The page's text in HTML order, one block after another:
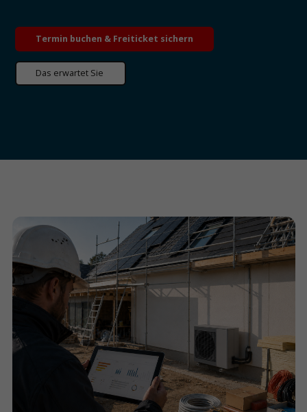
Termin buchen & Freiticket sichern
Das erwartet Sie